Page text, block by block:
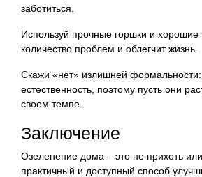
заботиться.
Используй прочные горшки и хорошие
количество проблем и облегчит жизнь.
Скажи «нет» излишней
естественность, поэтому пусть они
своем темпе.
Заключение
Озеленение дома – это не прихоть
практичный и доступный способ